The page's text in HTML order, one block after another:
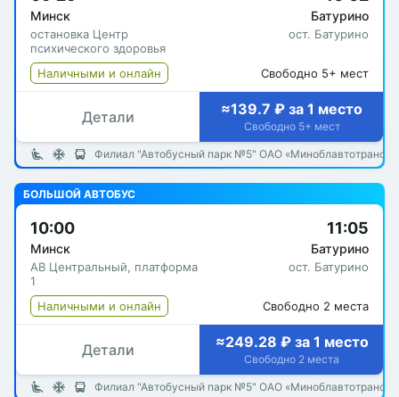
Минск
остановка Центр
психического здоровья
Батурино
ост. Батурино
Наличными и онлайн Свободно 5+ мест
Детали ≈139.7 ₽ за 1 место
Свободно 5+ мест
Филиал "Автобусный парк №5" ОАО «Миноблавтотранс»
БОЛЬШОЙ АВТОБУС
10:00
Минск
АВ Центральный, платформа
1
11:05
Батурино
ост. Батурино
Наличными и онлайн Свободно 2 места
Детали ≈249.28 ₽ за 1 место
Свободно 2 места
Филиал "Автобусный парк №5" ОАО «Миноблавтотранс»